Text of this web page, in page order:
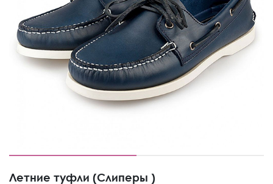
Летние туфли (Слиперы )